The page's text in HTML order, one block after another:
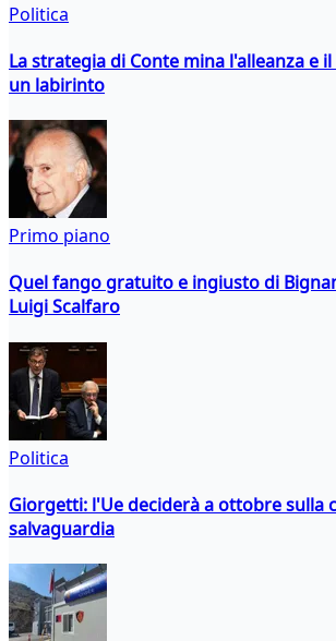
Politica
La strategia di Conte mina l'alleanza e
un labirinto
Primo piano
Quel fango gratuito e ingiusto di
Luigi Scalfaro
Politica
Giorgetti: l'Ue deciderà a ottobre sulla
salvaguardia